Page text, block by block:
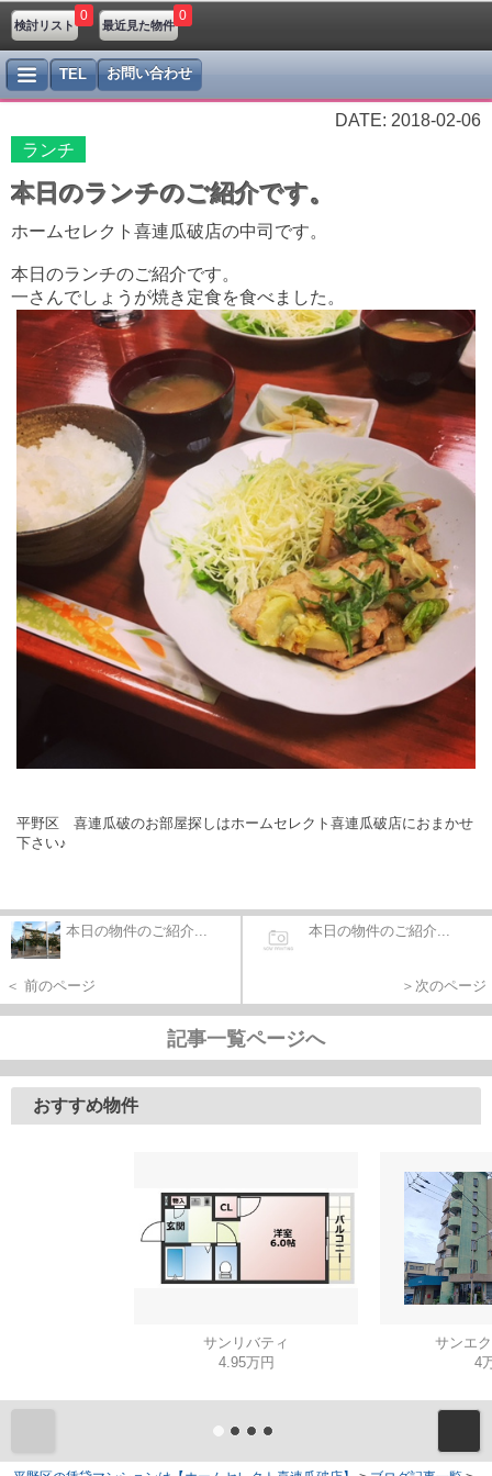
検討リスト
0
最近見た物件
0
TEL お問い合わせ
DATE: 2018-02-06
ランチ
本日のランチのご紹介です。
ホームセレクト喜連瓜破店の中司です。
本日のランチのご紹介です。
一さんでしょうが焼き定食を食べました。
平野区 喜連瓜破のお部屋探しはホームセレクト喜連瓜破店におまかせ
下さい♪
本日の物件のご紹介...
＜ 前のページ
本日の物件のご紹介...
＞次のページ
記事一覧ページへ
おすすめ物件
サンリバティ
4.95万円
サンエ
4